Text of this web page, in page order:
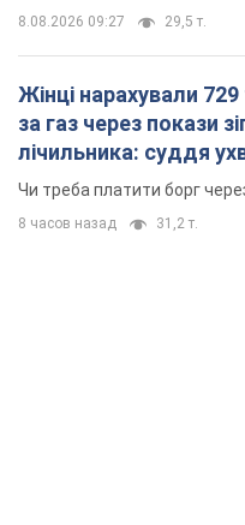
8.08.2026 09:27 29,5 т.
Жінці нарахували
за газ через покази
лічильника: суддя
неочікуване рішення
Чи треба платити борг
8 часов назад 31,2 т.